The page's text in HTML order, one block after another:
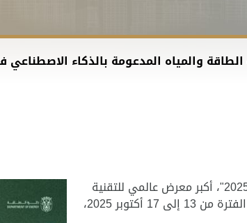
أعلنت دائرة الطاقة في أبوظبي عن مشاركتها في "جيتكس جلوبال 2025"، أكبر معرض عالمي للتقنية
والشركات الناشئة، والذي يُقام في مركز دبي التجاري العالمي خلال الفترة من 13 إلى 17 أكتوبر 2025،